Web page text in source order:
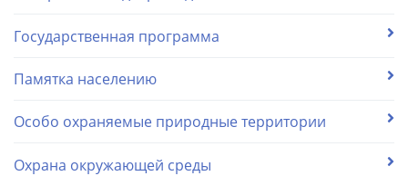
Государственная программа
Памятка населению
Особо охраняемые природные территории
Охрана окружающей среды